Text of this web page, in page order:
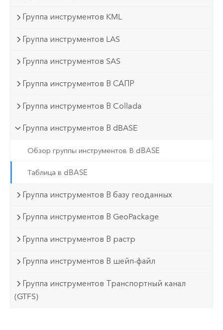
Группа инструментов KML
Группа инструментов LAS
Группа инструментов SAS
Группа инструментов В САПР
Группа инструментов В Collada
Группа инструментов В dBASE
Обзор группы инструментов В dBASE
Таблица в dBASE
Группа инструментов В базу геоданных
Группа инструментов В GeoPackage
Группа инструментов В растр
Группа инструментов В шейп-файл
Группа инструментов Транспортный канал
(GTFS)